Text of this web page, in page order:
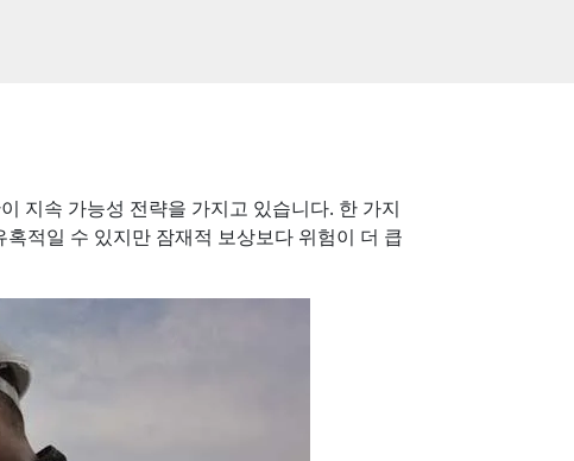
지속 가능성 전략을 가지고 있습니다. 한 가지
적일 수 있지만 잠재적 보상보다 위험이 더 큽